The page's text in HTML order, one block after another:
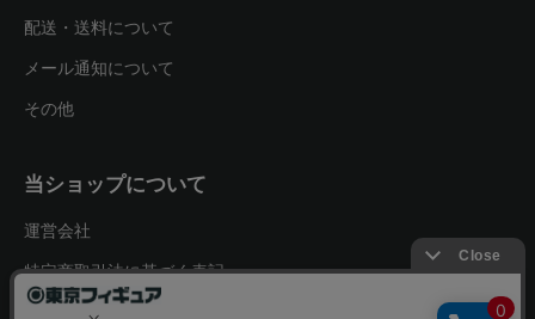
配送・送料について
メール通知について
その他
当ショップについて
運営会社
特定商取引法に基づく表記
プライバシーポリシー